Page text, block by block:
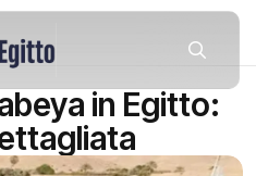
in Egitto: